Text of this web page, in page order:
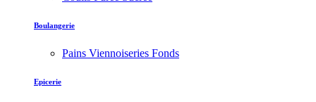
Boulangerie
Pains Viennoiseries Fonds
Epicerie